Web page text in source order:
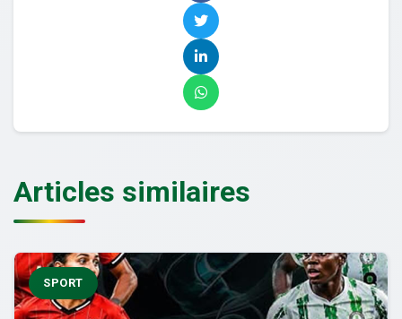
Articles similaires
SPORT